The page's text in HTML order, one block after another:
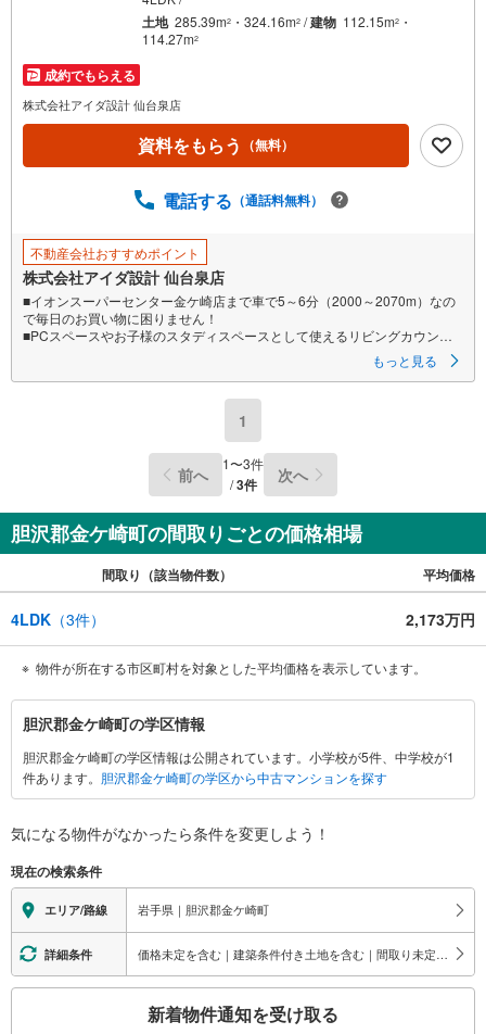
土地 285.39m2 ・324.16m2 /建物 112.15m2 ・
114.27m2
成約でもらえる
株式会社アイダ設計 仙台泉店
資料をもらう （無料）
電話する （通話料無料）
不動産会社おすすめポイント
株式会社アイダ設計 仙台泉店
■イオンスーパーセンター金ケ崎店まで車で5～6分（2000～2070m）なの
で毎日のお買い物に困りません！
■PCスペースやお子様のスタディスペースとして使えるリビングカウンタ
■全居室南向きのため陽当たり良好！ゆとりの広さのバルコニーはお洗濯に
重宝します。
もっと見る
1
前へ 1〜3件
/3件 次へ
胆沢郡金ケ崎町の間取りごとの価格相場
間取り（該当物件数） 平均価格
4LDK （3件） 2,173万円
物件が所在する市区町村を対象とした平均価格を表示しています。
胆
沢
郡
金
崎
に
関
す
る
情
胆沢郡金ケ崎町の学区情報
胆沢郡金ケ崎町の学区情報は公開されています。小学校が5件、中学校が1
件あります。 胆沢郡金ケ崎町の学区から中古マンションを探す
気になる物件がなかったら条件を変更しよう！
現在の検索条件
エリア/路線 岩手県｜胆沢郡金ケ崎町
詳細条件 価格未定を含む｜建築条件付き土地を含む｜間取り未定を含む｜対面キッチン
新着物件通知を受け取る